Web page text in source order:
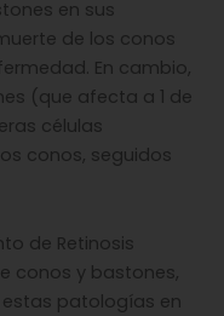
en sus
de los conos
En cambio,
(que afecta a 1 de
células
conos, seguidos
de Retinosis
conos y bastones,
estas patologías en